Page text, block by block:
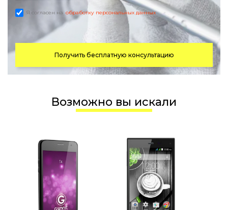
Я согласен на обработку персональных данных
Получить бесплатную консультацию
Возможно вы искали